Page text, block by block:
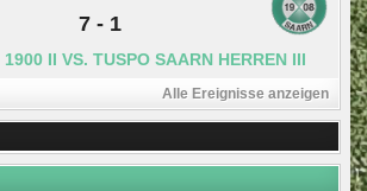
7 - 1
1900 II VS. TUSPO SAARN HERREN III
Alle Ereignisse anzeigen